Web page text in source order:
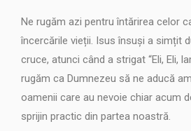
Ne rugăm azi pentru întărirea celor
încercările vieții. Isus însuși a simțit
cruce, atunci când a strigat “Eli, Eli,
rugăm ca Dumnezeu să ne aducă
oamenii care au nevoie chiar acum
sprijin practic din partea noastră.